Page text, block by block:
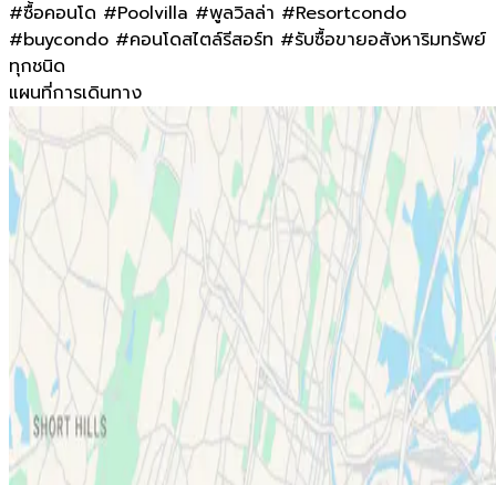
#ซื้อคอนโด #Poolvilla #พูลวิลล่า #Resortcondo
#buycondo #คอนโดสไตล์รีสอร์ท #รับซื้อขายอสังหาริมทรัพย์
ทุกชนิด
แผนที่การเดินทาง